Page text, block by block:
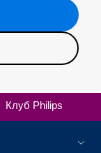
Клуб Philips